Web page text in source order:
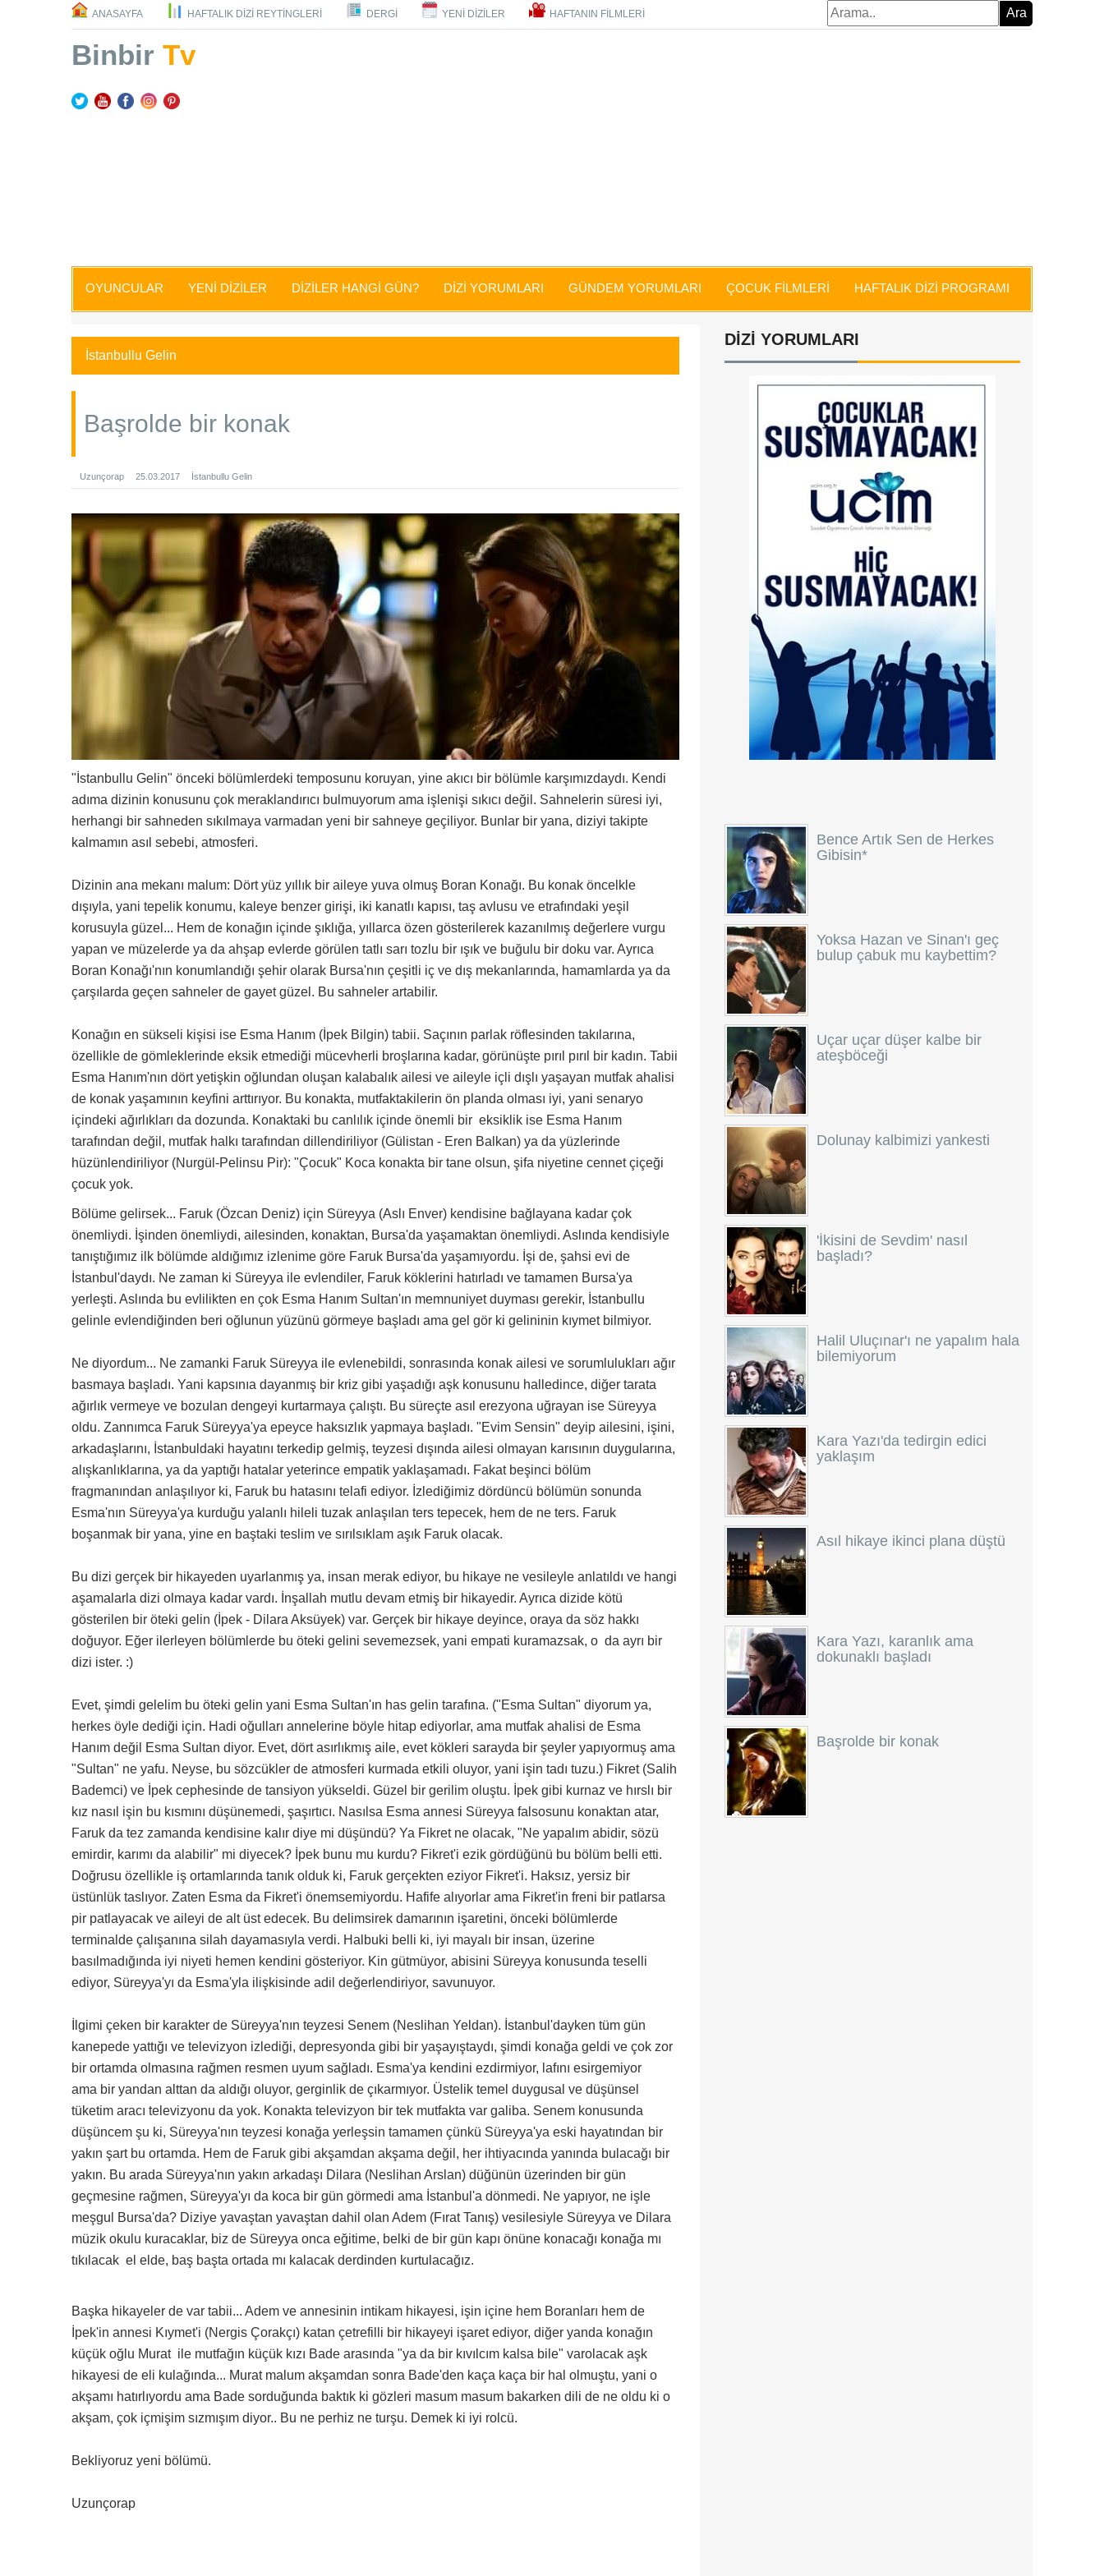
ANASAYFA HAFTALIK DİZİ REYTİNGLERİ DERGİ YENİ DİZİLER HAFTANIN FİLMLERİ
Binbir Tv
OYUNCULAR YENİ DİZİLER DİZİLER HANGİ GÜN? DİZİ YORUMLARI GÜNDEM YORUMLARI ÇOCUK FİLMLERİ HAFTALIK DİZİ PROGRAMI
İstanbullu Gelin
Başrolde bir konak
Uzunçorap 25.03.2017 İstanbullu Gelin
"İstanbullu Gelin" önceki bölümlerdeki temposunu koruyan, yine akıcı bir bölümle karşımızdaydı. Kendi
adıma dizinin konusunu çok meraklandırıcı bulmuyorum ama işlenişi sıkıcı değil. Sahnelerin süresi iyi,
herhangi bir sahneden sıkılmaya varmadan yeni bir sahneye geçiliyor. Bunlar bir yana, diziyi takipte
kalmamın asıl sebebi, atmosferi.
Dizinin ana mekanı malum: Dört yüz yıllık bir aileye yuva olmuş Boran Konağı. Bu konak öncelkle
dışıyla, yani tepelik konumu, kaleye benzer girişi, iki kanatlı kapısı, taş avlusu ve etrafındaki yeşil
korusuyla güzel... Hem de konağın içinde şıklığa, yıllarca özen gösterilerek kazanılmış değerlere vurgu
yapan ve müzelerde ya da ahşap evlerde görülen tatlı sarı tozlu bir ışık ve buğulu bir doku var. Ayrıca
Boran Konağı'nın konumlandığı şehir olarak Bursa'nın çeşitli iç ve dış mekanlarında, hamamlarda ya da
çarşılarda geçen sahneler de gayet güzel. Bu sahneler artabilir.
Konağın en sükseli kişisi ise Esma Hanım (İpek Bilgin) tabii. Saçının parlak röflesinden takılarına,
özellikle de gömleklerinde eksik etmediği mücevherli broşlarına kadar, görünüşte pırıl pırıl bir kadın. Tabii
Esma Hanım'nın dört yetişkin oğlundan oluşan kalabalık ailesi ve aileyle içli dışlı yaşayan mutfak ahalisi
de konak yaşamının keyfini arttırıyor. Bu konakta, mutfaktakilerin ön planda olması iyi, yani senaryo
içindeki ağırlıkları da dozunda. Konaktaki bu canlılık içinde önemli bir eksiklik ise Esma Hanım
tarafından değil, mutfak halkı tarafından dillendiriliyor (Gülistan - Eren Balkan) ya da yüzlerinde
hüzünlendiriliyor (Nurgül-Pelinsu Pir): "Çocuk" Koca konakta bir tane olsun, şifa niyetine cennet çiçeği
çocuk yok.
Bölüme gelirsek... Faruk (Özcan Deniz) için Süreyya (Aslı Enver) kendisine bağlayana kadar çok
önemliydi. İşinden önemliydi, ailesinden, konaktan, Bursa'da yaşamaktan önemliydi. Aslında kendisiyle
tanıştığımız ilk bölümde aldığımız izlenime göre Faruk Bursa'da yaşamıyordu. İşi de, şahsi evi de
İstanbul'daydı. Ne zaman ki Süreyya ile evlendiler, Faruk köklerini hatırladı ve tamamen Bursa'ya
yerleşti. Aslında bu evlilikten en çok Esma Hanım Sultan'ın memnuniyet duyması gerekir, İstanbullu
gelinle evlendiğinden beri oğlunun yüzünü görmeye başladı ama gel gör ki gelininin kıymet bilmiyor.
Ne diyordum... Ne zamanki Faruk Süreyya ile evlenebildi, sonrasında konak ailesi ve sorumlulukları ağır
basmaya başladı. Yani kapsınıa dayanmış bir kriz gibi yaşadığı aşk konusunu halledince, diğer tarata
ağırlık vermeye ve bozulan dengeyi kurtarmaya çalıştı. Bu süreçte asıl erezyona uğrayan ise Süreyya
oldu. Zannımca Faruk Süreyya'ya epeyce haksızlık yapmaya başladı. "Evim Sensin" deyip ailesini, işini,
arkadaşlarını, İstanbuldaki hayatını terkedip gelmiş, teyzesi dışında ailesi olmayan karısının duygularına,
alışkanlıklarına, ya da yaptığı hatalar yeterince empatik yaklaşamadı. Fakat beşinci bölüm
fragmanından anlaşılıyor ki, Faruk bu hatasını telafi ediyor. İzlediğimiz dördüncü bölümün sonunda
Esma'nın Süreyya'ya kurduğu yalanlı hileli tuzak anlaşılan ters tepecek, hem de ne ters. Faruk
boşanmak bir yana, yine en baştaki teslim ve sırılsıklam aşık Faruk olacak.
Bu dizi gerçek bir hikayeden uyarlanmış ya, insan merak ediyor, bu hikaye ne vesileyle anlatıldı ve hangi
aşamalarla dizi olmaya kadar vardı. İnşallah mutlu devam etmiş bir hikayedir. Ayrıca dizide kötü
gösterilen bir öteki gelin (İpek - Dilara Aksüyek) var. Gerçek bir hikaye deyince, oraya da söz hakkı
doğuyor. Eğer ilerleyen bölümlerde bu öteki gelini sevemezsek, yani empati kuramazsak, o da ayrı bir
dizi ister. :)
Evet, şimdi gelelim bu öteki gelin yani Esma Sultan'ın has gelin tarafına. ("Esma Sultan" diyorum ya,
herkes öyle dediği için. Hadi oğulları annelerine böyle hitap ediyorlar, ama mutfak ahalisi de Esma
Hanım değil Esma Sultan diyor. Evet, dört asırlıkmış aile, evet kökleri sarayda bir şeyler yapıyormuş ama
"Sultan" ne yafu. Neyse, bu sözcükler de atmosferi kurmada etkili oluyor, yani işin tadı tuzu.) Fikret (Salih
Bademci) ve İpek cephesinde de tansiyon yükseldi. Güzel bir gerilim oluştu. İpek gibi kurnaz ve hırslı bir
kız nasıl işin bu kısmını düşünemedi, şaşırtıcı. Nasılsa Esma annesi Süreyya falsosunu konaktan atar,
Faruk da tez zamanda kendisine kalır diye mi düşündü? Ya Fikret ne olacak, "Ne yapalım abidir, sözü
emirdir, karımı da alabilir" mi diyecek? İpek bunu mu kurdu? Fikret'i ezik gördüğünü bu bölüm belli etti.
Doğrusu özellikle iş ortamlarında tanık olduk ki, Faruk gerçekten eziyor Fikret'i. Haksız, yersiz bir
üstünlük taslıyor. Zaten Esma da Fikret'i önemsemiyordu. Hafife alıyorlar ama Fikret'in freni bir patlarsa
pir patlayacak ve aileyi de alt üst edecek. Bu delimsirek damarının işaretini, önceki bölümlerde
terminalde çalışanına silah dayamasıyla verdi. Halbuki belli ki, iyi mayalı bir insan, üzerine
basılmadığında iyi niyeti hemen kendini gösteriyor. Kin gütmüyor, abisini Süreyya konusunda teselli
ediyor, Süreyya'yı da Esma'yla ilişkisinde adil değerlendiriyor, savunuyor.
İlgimi çeken bir karakter de Süreyya'nın teyzesi Senem (Neslihan Yeldan). İstanbul'dayken tüm gün
kanepede yattığı ve televizyon izlediği, depresyonda gibi bir yaşayıştaydı, şimdi konağa geldi ve çok zor
bir ortamda olmasına rağmen resmen uyum sağladı. Esma'ya kendini ezdirmiyor, lafını esirgemiyor
ama bir yandan alttan da aldığı oluyor, gerginlik de çıkarmıyor. Üstelik temel duygusal ve düşünsel
tüketim aracı televizyonu da yok. Konakta televizyon bir tek mutfakta var galiba. Senem konusunda
düşüncem şu ki, Süreyya'nın teyzesi konağa yerleşsin tamamen çünkü Süreyya'ya eski hayatından bir
yakın şart bu ortamda. Hem de Faruk gibi akşamdan akşama değil, her ihtiyacında yanında bulacağı bir
yakın. Bu arada Süreyya'nın yakın arkadaşı Dilara (Neslihan Arslan) düğünün üzerinden bir gün
geçmesine rağmen, Süreyya'yı da koca bir gün görmedi ama İstanbul'a dönmedi. Ne yapıyor, ne işle
meşgul Bursa'da? Diziye yavaştan yavaştan dahil olan Adem (Fırat Tanış) vesilesiyle Süreyya ve Dilara
müzik okulu kuracaklar, biz de Süreyya onca eğitime, belki de bir gün kapı önüne konacağı konağa mı
tıkılacak el elde, baş başta ortada mı kalacak derdinden kurtulacağız.
Başka hikayeler de var tabii... Adem ve annesinin intikam hikayesi, işin içine hem Boranları hem de
İpek'in annesi Kıymet'i (Nergis Çorakçı) katan çetrefilli bir hikayeyi işaret ediyor, diğer yanda konağın
küçük oğlu Murat ile mutfağın küçük kızı Bade arasında "ya da bir kıvılcım kalsa bile" varolacak aşk
hikayesi de eli kulağında... Murat malum akşamdan sonra Bade'den kaça kaça bir hal olmuştu, yani o
akşamı hatırlıyordu ama Bade sorduğunda baktık ki gözleri masum masum bakarken dili de ne oldu ki o
akşam, çok içmişim sızmışım diyor.. Bu ne perhiz ne turşu. Demek ki iyi rolcü.
Bekliyoruz yeni bölümü.
Uzunçorap
DİZİ YORUMLARI
Bence Artık Sen de Herkes
Gibisin*
Yoksa Hazan ve Sinan'ı geç
bulup çabuk mu kaybettim?
Uçar uçar düşer kalbe bir
ateşböceği
Dolunay kalbimizi yankesti
'İkisini de Sevdim' nasıl
başladı?
Halil Uluçınar'ı ne yapalım hala
bilemiyorum
Kara Yazı'da tedirgin edici
yaklaşım
Asıl hikaye ikinci plana düştü
Kara Yazı, karanlık ama
dokunaklı başladı
Başrolde bir konak